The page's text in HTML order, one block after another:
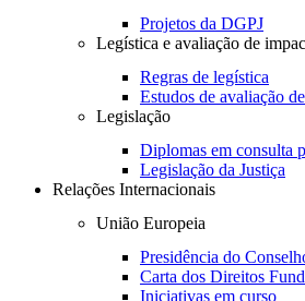
Projetos da DGPJ
Legística e avaliação de
Regras de legística
Estudos de avaliação
Legislação
Diplomas em consulta
Legislação da Justiça
Relações Internacionais
União Europeia
Presidência do
Carta dos Direitos
Iniciativas em curso